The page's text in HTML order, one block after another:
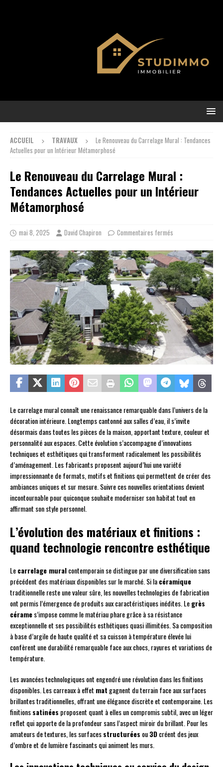
ACCUEIL TRAVAUX
Le Renouveau du Carrelage Mural : Tendances
Actuelles pour un Intérieur Métamorphosé
Le Renouveau du Carrelage Mural :
Tendances Actuelles pour un Intérieur
Métamorphosé
mai 8, 2025 David Chapiron Commentaires fermés
Le carrelage mural connaît une renaissance remarquable dans l’univers de la
décoration intérieure. Longtemps cantonné aux salles d’eau, il s’invite
désormais dans toutes les pièces de la maison, apportant texture, couleur et
personnalité aux espaces. Cette évolution s’accompagne d’innovations
techniques et esthétiques qui transforment radicalement les possibilités
d’aménagement. Les fabricants proposent aujourd’hui une variété
impressionnante de formats, motifs et finitions qui permettent de créer des
ambiances uniques et sur mesure. Suivre ces nouvelles orientations devient
incontournable pour quiconque souhaite moderniser son habitat tout en
affirmant son style personnel.
L’évolution des matériaux et finitions :
quand technologie rencontre esthétique
Lecarrelage muralcontemporain se distingue par une diversification sans
précédent des matériaux disponibles sur le marché. Si lacéramique
traditionnelle reste une valeur sûre, les nouvelles technologies de fabrication
ont permis l’émergence de produits aux caractéristiques inédites. Legrès
cérames’impose comme le matériau phare grâce à sa résistance
exceptionnelle et ses possibilités esthétiques quasi illimitées. Sa composition
à base d’argile de haute qualité et sa cuisson à température élevée lui
confèrent une durabilité remarquable face aux chocs, rayures et variations de
température.
Les avancées technologiques ont engendré une révolution dans les finitions
disponibles. Les carreaux à effet mat gagnent du terrain face aux surfaces
brillantes traditionnelles, offrant une élégance discrète et contemporaine. Les
finitionssatinées proposent quant à elles un compromis subtil, avec un léger
reflet qui apporte de la profondeur sans l’aspect miroir du brillant. Pour les
amateurs de textures, les surfacesstructurées ou3Dcréent des jeux
d’ombre et de lumière fascinants qui animent les murs.